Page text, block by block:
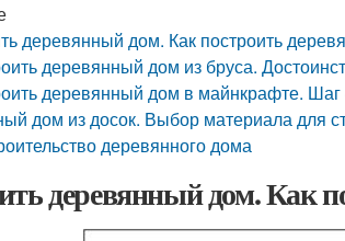
деревянный дом. Как построить
деревянный дом из бруса.
деревянный дом в майнкрафте.
дом из досок. Выбор материала для
деревянного дома
деревянный дом. Как